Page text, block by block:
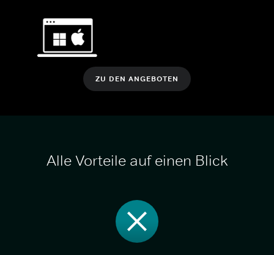
ZU DEN ANGEBOTEN
Alle Vorteile auf einen Blick